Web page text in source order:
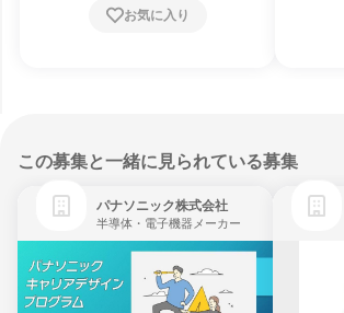
お気に入り
この募集と一緒に見られている募集
パナソニック株式会社
半導体・電子機器メーカー